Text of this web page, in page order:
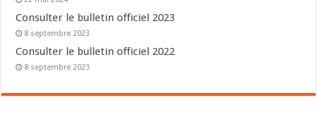
Consulter le bulletin officiel 2023
8 septembre 2023
Consulter le bulletin officiel 2022
8 septembre 2023